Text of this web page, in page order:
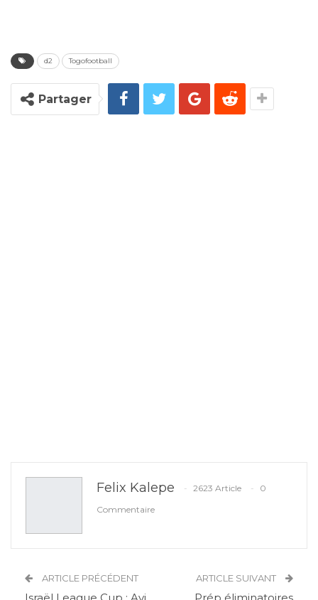
d2 Togofootball
Partager
Felix Kalepe 2623 Article
0
Commentaire
ARTICLE PRÉCÉDENT ARTICLE SUIVANT